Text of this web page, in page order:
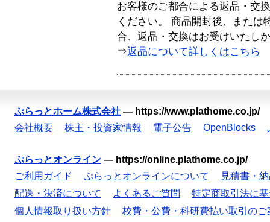
お客様のご都合による返品・交
ください。 商品開封後、または
合、返品・交換はお受けいたし
⇒返品について詳しくはこちら
ぷらっとホーム株式会社 — https://www.plathome.co.jp/
会社概要
株主・投資家情報 電子公告 OpenBlocks
ぷらっとオンライン — https://online.plathome.co.jp/
ご利用ガイド
ぷらっとオンラインについて
見積書・
配送・決済について
よくあるご質問
特定商取引法に
個人情報取り扱い方針
校費・公費・科研費払い取引のご